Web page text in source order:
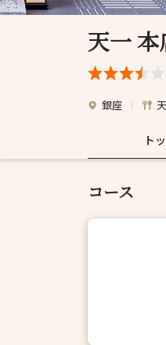
天一 本
銀座
ト
コース